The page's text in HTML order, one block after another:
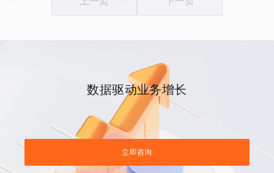
数据驱动业务增长
立即咨询